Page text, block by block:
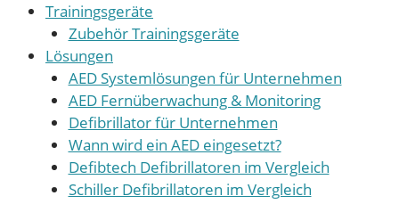
Trainingsgeräte
Zubehör Trainingsgeräte
Lösungen
AED Systemlösungen für Unternehmen
AED Fernüberwachung & Monitoring
Defibrillator für Unternehmen
Wann wird ein AED eingesetzt?
Defibtech Defibrillatoren im Vergleich
Schiller Defibrillatoren im Vergleich